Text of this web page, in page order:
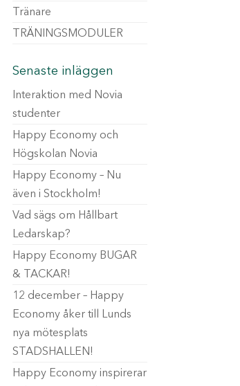
Tränare
TRÄNINGSMODULER
Senaste inläggen
Interaktion med Novia
studenter
Happy Economy och
Högskolan Novia
Happy Economy – Nu
även i Stockholm!
Vad sägs om Hållbart
Ledarskap?
Happy Economy BUGAR
& TACKAR!
12 december – Happy
Economy åker till Lunds
nya mötesplats
STADSHALLEN!
Happy Economy inspirerar